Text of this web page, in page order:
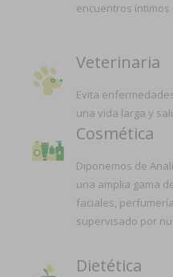
encuentros
Veterinaria
Evita
una vida larga y
Cosmética
Diponemos de
una amplia gama
faciales,
supervisado por
Dietética